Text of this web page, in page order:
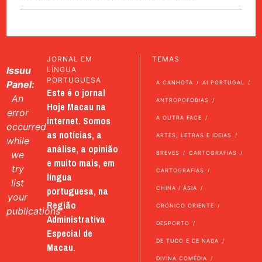
Issuu
Panel:
An
error
occurred
while
we
try
list
your
publications
JORNAL EM
LÍNGUA
PORTUGUESA
Este é o jornal
Hoje Macau na
internet. Somos
as notícias, a
análise, a opinião
e muito mais, em
língua
portuguesa, na
Região
Administrativa
Especial de
Macau.
TEMAS
A CANHOTA AI PORTUGAL
ANTROPOFOBIAS
A OUTRA FACE
ARTES, LETRAS E IDEIAS
BREVES CARTOGRAFIAS
CARTOGRAFIAS
CHINA / ÁSIA
CRÓNICO ORIENTE
DESPORTO
DE TUDO E DE NADA
DIVINA COMÉDIA